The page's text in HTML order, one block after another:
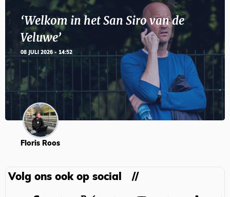
‘Welkom in het San Siro van de
Veluwe’
08 JULI 2026 - 14:52
Floris Roos
Volg ons ook op social